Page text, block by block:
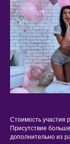
Стоимость участия
Присутствие
дополнительно из